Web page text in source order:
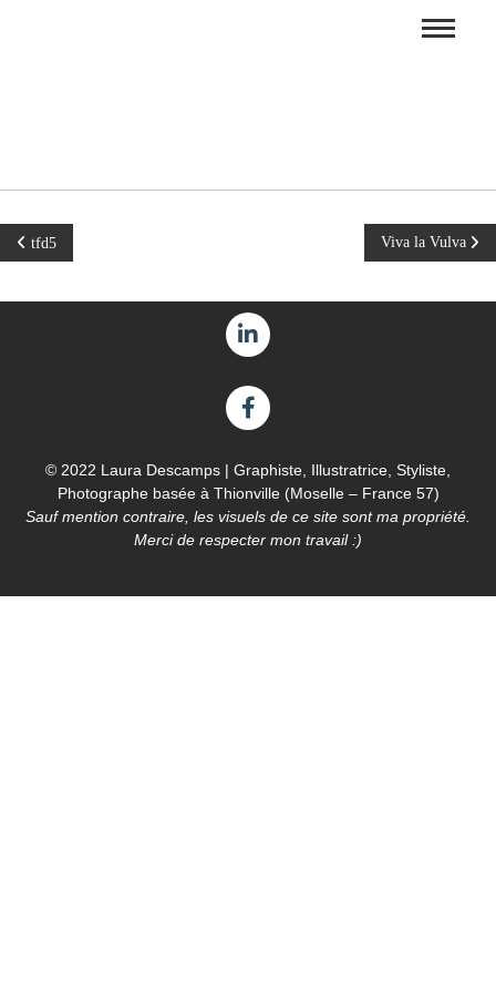
tfd5 Viva la Vulva
© 2022 Laura Descamps | Graphiste, Illustratrice, Styliste,
Photographe basée à Thionville (Moselle – France 57)
Sauf mention contraire, les visuels de ce site sont ma propriété.
Merci de respecter mon travail :)